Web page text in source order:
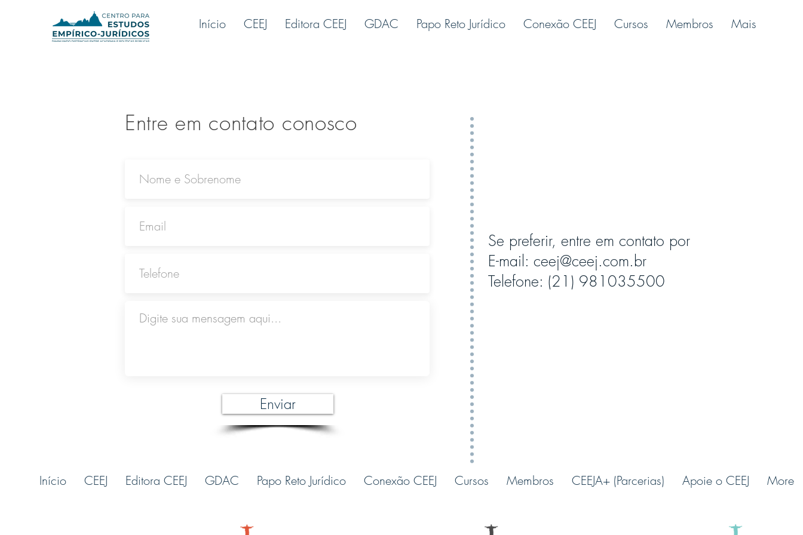
Início CEEJ Editora CEEJ GDAC Papo Reto Jurídico Conexão CEEJ Cursos Membros Mais
Entre em contato conosco
Enviar
Se preferir, entre em contato por
E-mail: ceej@ceej.com.br
Telefone: (21) 981035500
Início CEEJ Editora CEEJ GDAC Papo Reto Jurídico Conexão CEEJ Cursos Membros CEEJA+ (Parcerias) Apoie o CEEJ More